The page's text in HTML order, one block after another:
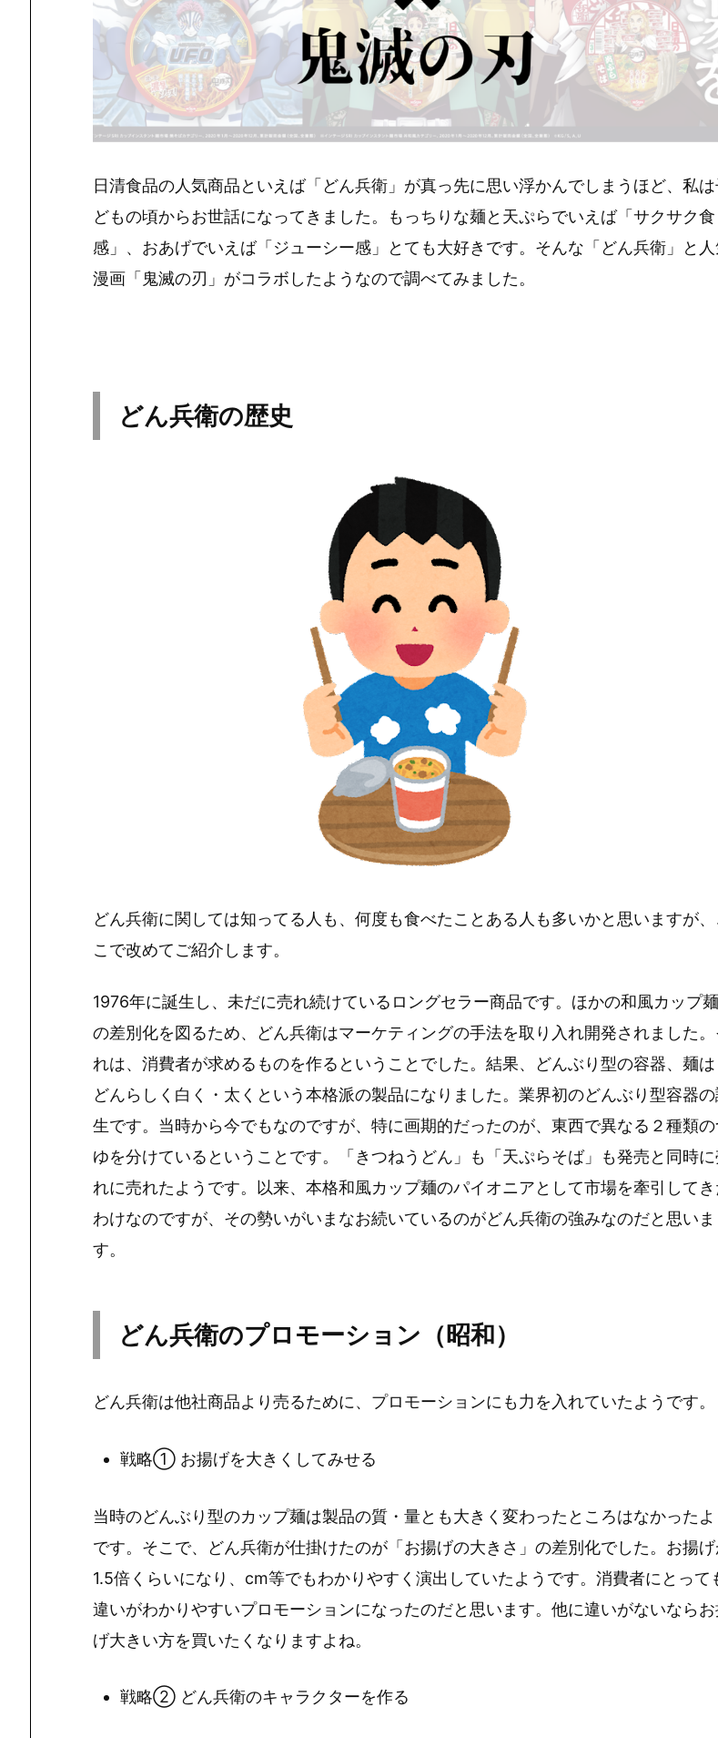
日清食品の人気商品といえば「どん兵衛」が真っ先に思い浮かんでしまうほど、私は
どもの頃からお世話になってきました。もっちりな麺と天ぷらでいえば「サクサク食
感」、おあげでいえば「ジューシー感」とても大好きです。そんな「どん兵衛」と
漫画「鬼滅の刃」がコラボしたようなので調べてみました。
どん兵衛の歴史
どん兵衛に関しては知ってる人も、何度も食べたことある人も多いかと思いますが、
こで改めてご紹介します。
1976年に誕生し、未だに売れ続けているロングセラー商品です。ほかの和風カップ
の差別化を図るため、どん兵衛はマーケティングの手法を取り入れ開発されました。
れは、消費者が求めるものを作るということでした。結果、
どんぶり型の容器、麺は
どんらしく白く・太くという本格派の製品になりました。業界初のどんぶり型容器の
生です。当時から今でもなのですが、特に画期的だったのが、 東西で異なる２種類の
ゆを分けている ということです。「きつねうどん」も「天ぷらそば」も発売と同時に
れに売れたようです。以来、本格和風カップ麺のパイオニアとして市場を牽引してき
わけなのですが、その勢いがいまなお続いているのがどん兵衛の強みなのだと思いま
す。
どん兵衛のプロモーション（昭和）
どん兵衛は他社商品より売るために、プロモーションにも力を入れていたようです。
戦略① お揚げを大きくしてみせる
当時のどんぶり型のカップ麺は製品の質・量とも大きく変わったところはなかったよ
です。そこで、どん兵衛が仕掛けたのが「お揚げの大きさ」の差別化でした。お揚
1.5倍くらいになり、cm等でもわかりやすく演出していたようです。消費者にとって
違いがわかりやすいプロモーションになったのだと思います。他に違いがないなら
げ大きい方を買いたくなりますよね。
戦略② どん兵衛のキャラクターを作る